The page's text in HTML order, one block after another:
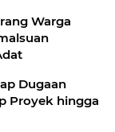
Warga
Dugaan
Proyek hingga